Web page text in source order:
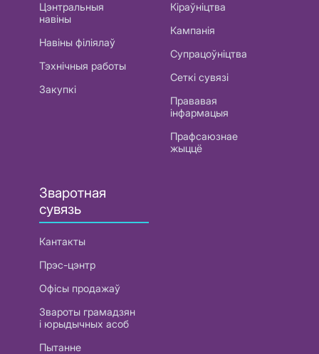
Цэнтральныя
навіны
Навіны філіялаў
Тэхнічныя работы
Закупкі
Кіраўніцтва
Кампанія
Супрацоўніцтва
Сеткі сувязі
Прававая
інфармацыя
Прафсаюзнае
жыццё
Зваротная
сувязь
Кантакты
Прэс-цэнтр
Офісы продажаў
Звароты грамадзян
і юрыдычных асоб
Пытанне